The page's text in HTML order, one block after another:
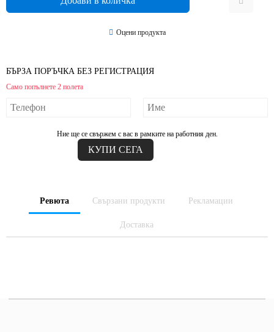
Оцени продукта
БЪРЗА ПОРЪЧКА БЕЗ РЕГИСТРАЦИЯ
Само попълнете 2 полета
Ние ще се свържем с вас в рамките на работния ден.
Ревюта Свързани продукти Рекламации
Доставка